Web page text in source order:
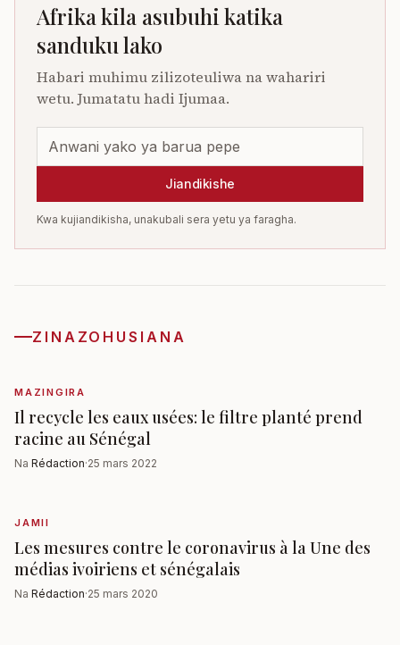
Afrika kila asubuhi katika
sanduku lako
Habari muhimu zilizoteuliwa na wahariri
wetu. Jumatatu hadi Ijumaa.
Jiandikishe
Kwa kujiandikisha, unakubali sera yetu ya faragha.
ZINAZOHUSIANA
MAZINGIRA
Il recycle les eaux usées: le filtre planté prend
racine au Sénégal
Na Rédaction·25 mars 2022
JAMII
Les mesures contre le coronavirus à la Une des
médias ivoiriens et sénégalais
Na Rédaction·25 mars 2020